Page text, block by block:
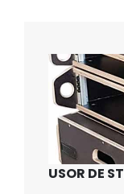
USOR DE